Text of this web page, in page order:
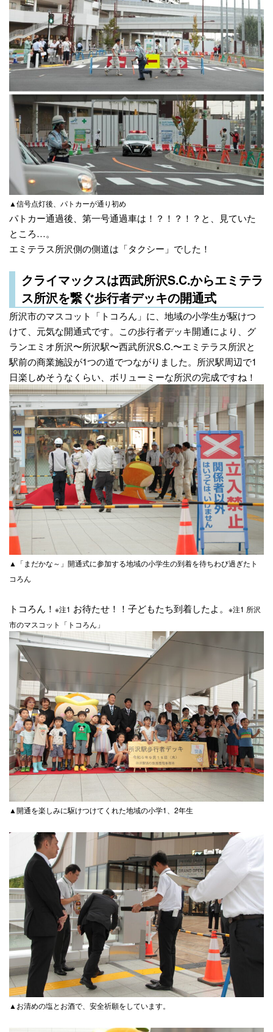
▲信号点灯後、パトカーが通り初め
パトカー通過後、第一号通過車は！？！？！？と、見ていた
ところ…。
エミテラス所沢側の側道は「タクシー」でした！
クライマックスは西武所沢S.C.からエミテラ
ス所沢を繋ぐ歩行者デッキの開通式
所沢市のマスコット「トコろん」に、地域の小学生が駆けつ
けて、元気な開通式です。この歩行者デッキ開通により、グ
ランエミオ所沢〜所沢駅〜西武所沢S.C.〜エミテラス所沢と
駅前の商業施設が1つの道でつながりました。所沢駅周辺で1
日楽しめそうなくらい、ボリューミーな所沢の完成ですね！
▲「まだかな～」開通式に参加する地域の小学生の到着を待ちわび過ぎたト
コろん
トコろん！ ※注1 お待たせ！！子どもたち到着したよ。
※注1 所沢
市のマスコット「トコろん」
▲開通を楽しみに駆けつけてくれた地域の小学1、2年生
▲お清めの塩とお酒で、安全祈願をしています。